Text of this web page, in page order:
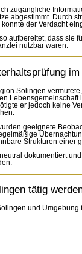
zugängliche
abgestimmt. Durch
der Verdacht
aufbereitet, dass sie
nutzbar waren.
Solingen
Lebensgemeinschaft
er jedoch keine
geeignete
Strukturen einer
dokumentiert
tätig
und Umgebung